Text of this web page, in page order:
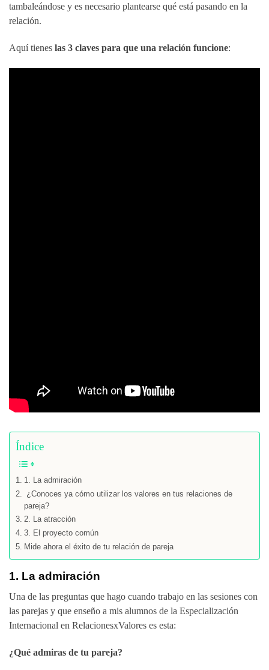
tambaleándose y es necesario plantearse qué está pasando en la
relación.
Aquí tienes las 3 claves para que una relación funcione:
Índice
1. La admiración
¿Conoces ya cómo utilizar los valores en tus relaciones de
pareja?
2. La atracción
3. El proyecto común
Mide ahora el éxito de tu relación de pareja
1. La admiración
Una de las preguntas que hago cuando trabajo en las sesiones con
las parejas y que enseño a mis alumnos de la Especialización
Internacional en RelacionesxValores es esta:
¿Qué admiras de tu pareja?